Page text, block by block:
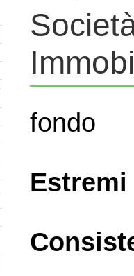
fondo